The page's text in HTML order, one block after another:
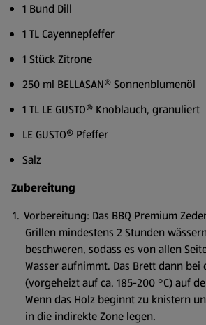
1 Bund Dill
1 TL Cayennepfeffer
1 Stück Zitrone
250 ml BELLASAN® Sonnenblumenöl
1 TL LE GUSTO® Knoblauch, granuliert
LE GUSTO® Pfeffer
Salz
Zubereitung
Vorbereitung: Das BBQ Premium
Grillen mindestens 2 Stunden
beschweren, sodass es von allen
Wasser aufnimmt. Das Brett dann
(vorgeheizt auf ca. 185-200 °C) auf
Wenn das Holz beginnt zu knistern
in die indirekte Zone legen.